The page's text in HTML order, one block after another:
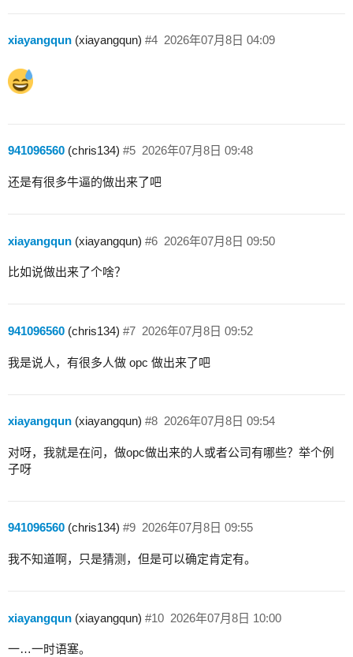
xiayangqun (xiayangqun) 2026年07月8日 04:09
#4
941096560 (chris134) 2026年07月8日 09:48
#5
还是有很多牛逼的做出来了吧
xiayangqun (xiayangqun) 2026年07月8日 09:50
#6
比如说做出来了个啥？
941096560 (chris134) 2026年07月8日 09:52
#7
我是说人，有很多人做 opc 做出来了吧
xiayangqun (xiayangqun) 2026年07月8日 09:54
#8
对呀，我就是在问，做opc做出来的人或者公司有哪些？举个例
子呀
941096560 (chris134) 2026年07月8日 09:55
#9
我不知道啊，只是猜测，但是可以确定肯定有。
xiayangqun (xiayangqun) 2026年07月8日 10:00
#10
一…一时语塞。